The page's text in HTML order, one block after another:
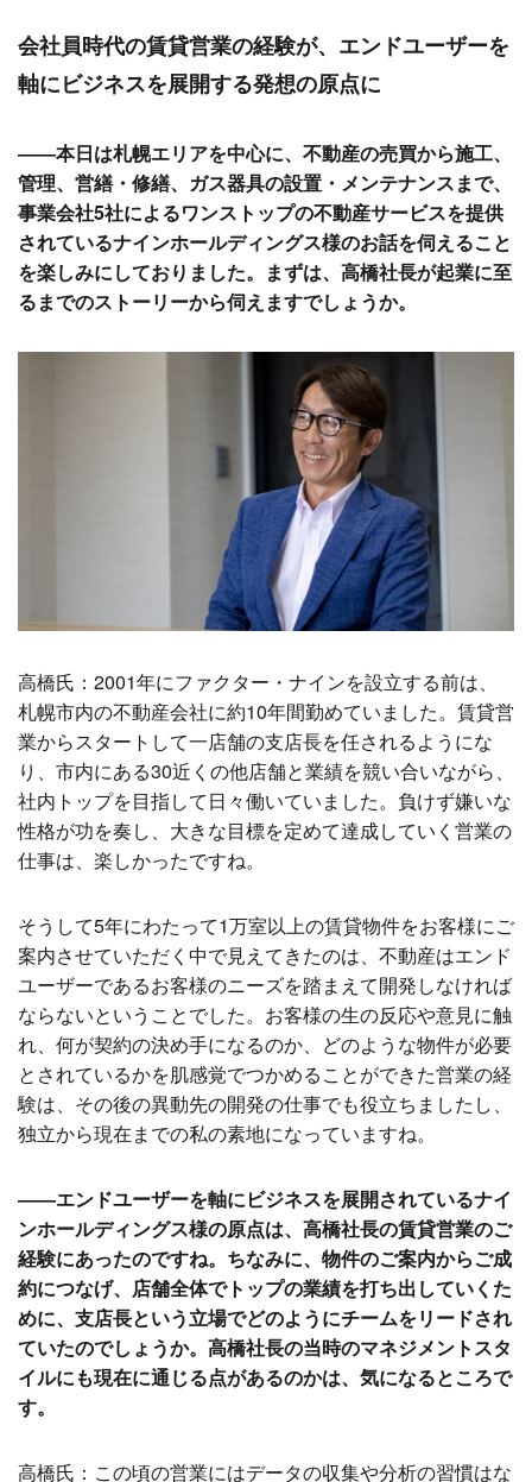
会社員時代の賃貸営業の経験が、エンドユーザーを
軸にビジネスを展開する発想の原点に
――本日は札幌エリアを中心に、不動産の売買から施工、
管理、営繕・修繕、ガス器具の設置・メンテナンスまで、
事業会社5社によるワンストップの不動産サービスを提供
されているナインホールディングス様のお話を伺えること
を楽しみにしておりました。まずは、高橋社長が起業に至
るまでのストーリーから伺えますでしょうか。
高橋氏：2001年にファクター・ナインを設立する前は、
札幌市内の不動産会社に約10年間勤めていました。賃貸営
業からスタートして一店舗の支店長を任されるようにな
り、市内にある30近くの他店舗と業績を競い合いながら、
社内トップを目指して日々働いていました。負けず嫌いな
性格が功を奏し、大きな目標を定めて達成していく営業の
仕事は、楽しかったですね。
そうして5年にわたって1万室以上の賃貸物件をお客様にご
案内させていただく中で見えてきたのは、不動産はエンド
ユーザーであるお客様のニーズを踏まえて開発しなければ
ならないということでした。お客様の生の反応や意見に触
れ、何が契約の決め手になるのか、どのような物件が必要
とされているかを肌感覚でつかめることができた営業の経
験は、その後の異動先の開発の仕事でも役立ちましたし、
独立から現在までの私の素地になっていますね。
――エンドユーザーを軸にビジネスを展開されているナイ
ンホールディングス様の原点は、高橋社長の賃貸営業のご
経験にあったのですね。ちなみに、物件のご案内からご成
約につなげ、店舗全体でトップの業績を打ち出していくた
めに、支店長という立場でどのようにチームをリードされ
ていたのでしょうか。高橋社長の当時のマネジメントスタ
イルにも現在に通じる点があるのかは、気になるところで
す。
高橋氏：この頃の営業にはデータの収集や分析の習慣はな